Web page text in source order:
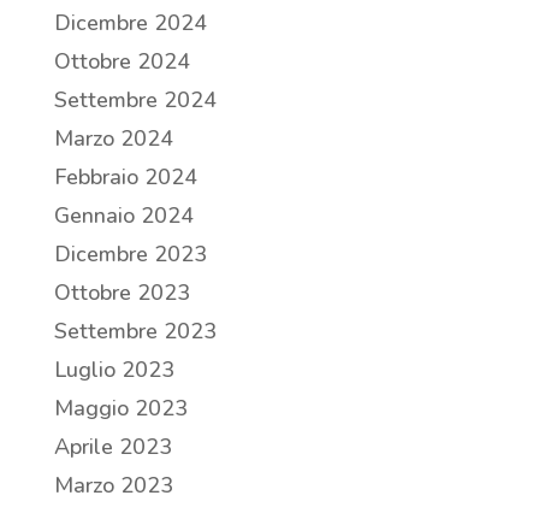
Dicembre 2024
Ottobre 2024
Settembre 2024
Marzo 2024
Febbraio 2024
Gennaio 2024
Dicembre 2023
Ottobre 2023
Settembre 2023
Luglio 2023
Maggio 2023
Aprile 2023
Marzo 2023